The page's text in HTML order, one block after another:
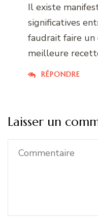
RÉPONDRE
Il existe
significatives
faudrait faire un
meilleure
Laisser un